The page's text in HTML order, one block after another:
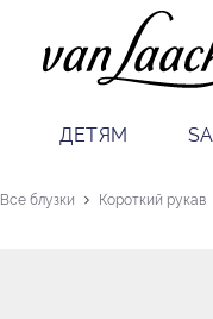
ДЕТЯМ
Все блузки Короткий рукав